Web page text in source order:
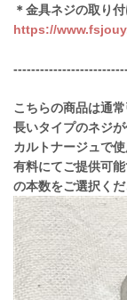
＊金具ネジの取り付
https://
こちらの商品は通
長いタイプのネジが
カルトナージュで
有料にてご提供可
の本数をご選択くだ